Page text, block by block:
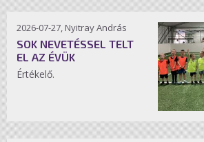
2026-07-27, Nyitray András
SOK NEVETÉSSEL TELT
EL AZ ÉVÜK
Értékelő.